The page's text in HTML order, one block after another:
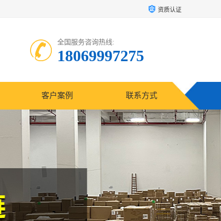
资质认证
全国服务咨询热线:
18069997275
客户案例 联系方式